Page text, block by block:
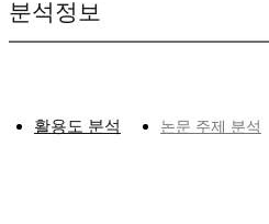
분석정보
활용도 분석 논문 주제 분석